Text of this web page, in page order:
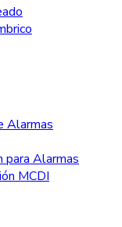
Alarmas
para Alarmas
MCDI